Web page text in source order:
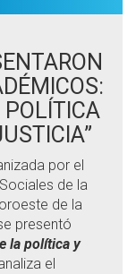
por el
de la
de la
presentó
la política y
el